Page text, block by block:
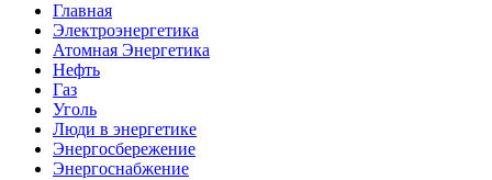
Главная
Электроэнергетика
Атомная Энергетика
Нефть
Газ
Уголь
Люди в энергетике
Энергосбережение
Энергоснабжение